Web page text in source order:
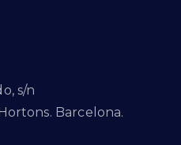
s/n
Barcelona.